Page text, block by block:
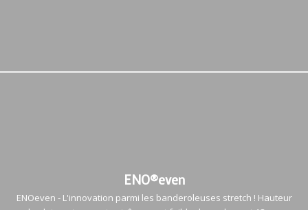
ENO®even
ENOeven - L'innovation parmi les banderoleuses stretch ! Hauteur